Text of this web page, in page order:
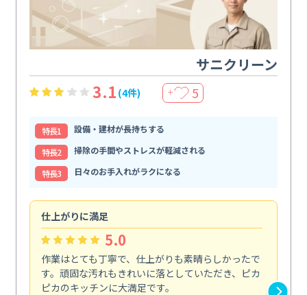
サニクリーン
3.1 (4件) ＋ 5
特⻑1
設備・建材が長持ちする
特⻑2
掃除の手間やストレスが軽減される
特⻑3
日々のお手入れがラクになる
仕上がりに満足
5.0
作業はとても丁寧で、仕上がりも素晴らしかったで
す。頑固な汚れもきれいに落としていただき、ピカ
ピカのキッチンに大満足です。